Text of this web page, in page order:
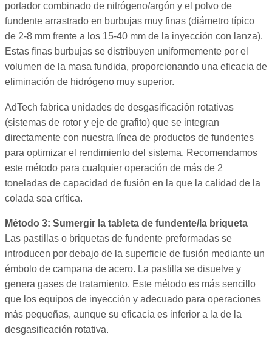
portador combinado de nitrógeno/argón y el polvo de
fundente arrastrado en burbujas muy finas (diámetro típico
de 2-8 mm frente a los 15-40 mm de la inyección con lanza).
Estas finas burbujas se distribuyen uniformemente por el
volumen de la masa fundida, proporcionando una eficacia de
eliminación de hidrógeno muy superior.
AdTech fabrica unidades de desgasificación rotativas
(sistemas de rotor y eje de grafito) que se integran
directamente con nuestra línea de productos de fundentes
para optimizar el rendimiento del sistema. Recomendamos
este método para cualquier operación de más de 2
toneladas de capacidad de fusión en la que la calidad de la
colada sea crítica.
Método 3: Sumergir la tableta de fundente/la briqueta
Las pastillas o briquetas de fundente preformadas se
introducen por debajo de la superficie de fusión mediante un
émbolo de campana de acero. La pastilla se disuelve y
genera gases de tratamiento. Este método es más sencillo
que los equipos de inyección y adecuado para operaciones
más pequeñas, aunque su eficacia es inferior a la de la
desgasificación rotativa.